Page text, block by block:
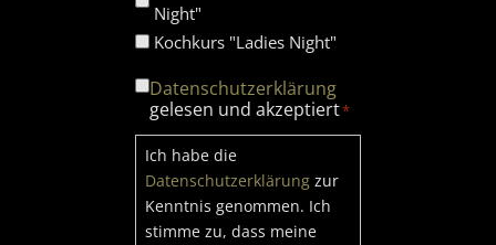
Night"
Kochkurs "Ladies Night"
Consent*
Datenschutzerklärung
gelesen und akzeptiert*
Ich habe die
Datenschutzerklärung zur
Kenntnis genommen. Ich
stimme zu, dass meine